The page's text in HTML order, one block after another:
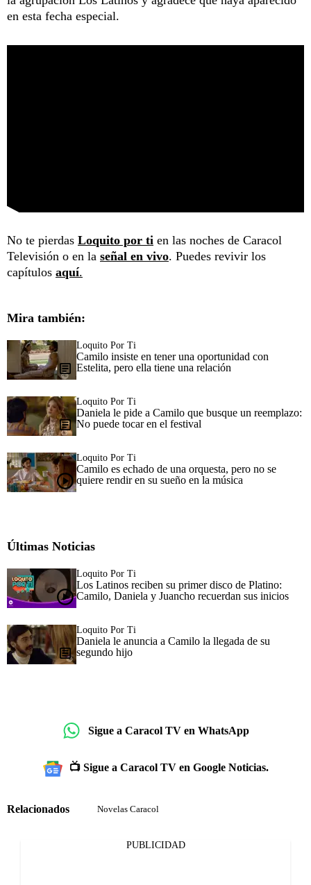
en esta fecha especial.
No te pierdas Loquito por ti en las noches de Caracol
Televisión o en la señal en vivo. Puedes revivir los
capítulos aquí.
Mira también:
Loquito Por Ti
Camilo insiste en tener una oportunidad con
Estelita, pero ella tiene una relación
Loquito Por Ti
Daniela le pide a Camilo que busque un reemplazo:
No puede tocar en el festival
Loquito Por Ti
Camilo es echado de una orquesta, pero no se
quiere rendir en su sueño en la música
Últimas Noticias
Loquito Por Ti
Los Latinos reciben su primer disco de Platino:
Camilo, Daniela y Juancho recuerdan sus inicios
Loquito Por Ti
Daniela le anuncia a Camilo la llegada de su
segundo hijo
Sigue a Caracol TV en WhatsApp
📺 Sigue a Caracol TV en Google Noticias.
Relacionados Novelas Caracol
PUBLICIDAD